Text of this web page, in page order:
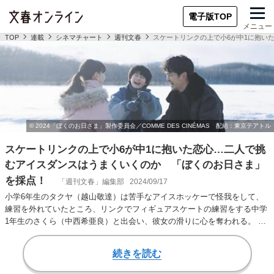
電子版TOP
メニュー
TOP 連載 シネマチャート 週刊文春 スケートリンクの上で小6が中1に抱
スケートリンクの上で小6が中1に抱いた恋心…二人で挑
むアイスダンスはうまくいくのか 「ぼくのお日さま」
を採点！
「週刊文春」編集部 2024/09/17
小学6年生のタクヤ（越山敬達）は苦手なアイスホッケーで怪我をして、
練習を外れていたところ、リンクでフィギュアスケートの練習をする中学
1年生のさくら（中西希亜良）と出会い、彼女の滑りに心を奪われる。 さ
くらのコーチの…
続きを読む